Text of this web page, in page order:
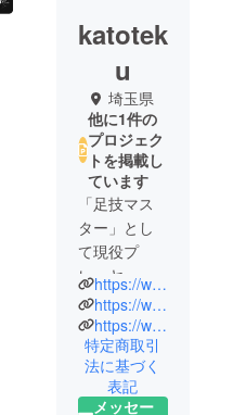
katotek
u
埼玉県
他に1件の
プロジェク
トを掲載し
ています
「足技マス
ター」とし
て現役プ
レーヤーと
して活動し
ながら、指
導者として
も幅広い世
代に技術を
https://www.youtube.com/channel/UCu9sLaPouK-WVqEWMJWO2yA/videos
https://www.instagram.com/katoteku14/
https://www.tiktok.com/@katoteku14?_t=8mjFZ2f6zdx&_r=1
特定商取引
法に基づく
表記
メッセー